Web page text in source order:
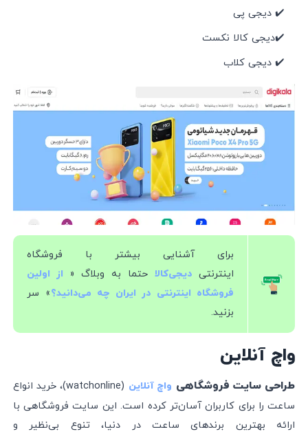
✔️ دیجی پی
✔️دیجی کالا نکست
✔️ دیجی کلاب
برای آشنایی بیشتر با فروشگاه
اینترنتیدیجی‌کالا حتما به وبلاگ «
از اولین
فروشگاه اینترنتی در ایران چه می‌دانید؟» سر
بزنید.
واچ آنلاین
طراحی سایت فروشگاهی واچ آنلاین
(watchonline)، خرید انواع
ساعت را برای کاربران آسان‌تر کرده است. این سایت فروشگاهی با
ارائه بهترین برند‌های ساعت در دنیا، تنوع بی‌نظیر و